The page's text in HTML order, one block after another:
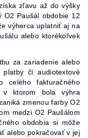
zľavu až do výšky
O2 Paušál obdobie 12
výherca uplatniť aj na
alebo ktorékoľvek
za zariadenie alebo
či audiotextové
celého fakturačného
v ktorom bola výhra
zmenou farby O2
medzi O2 Paušálom
obdobia si môže
alebo pokračovať v jej